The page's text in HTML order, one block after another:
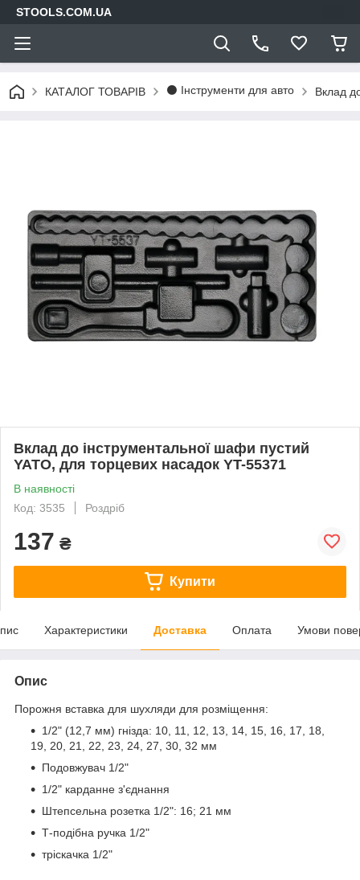
STOOLS.COM.UA
КАТАЛОГ ТОВАРІВ ⚫ Інструменти для авто Вклад
Вклад до інструментальної шафи пустий
YATO, для торцевих насадок YT-55371
В наявності
Код: 3535
Роздріб
137 ₴
Купити
Характеристики Доставка Оплата Умови
Опис
Порожня вставка для шухляди для розміщення:
1/2" (12,7 мм) гнізда: 10, 11, 12, 13, 14, 15, 16, 17, 18,
19, 20, 21, 22, 23, 24, 27, 30, 32 мм
Подовжувач 1/2"
1/2" карданне з'єднання
Штепсельна розетка 1/2": 16; 21 мм
Т-подібна ручка 1/2"
тріскачка 1/2"